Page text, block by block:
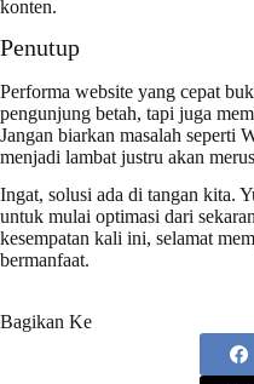
konten.
Penutup
Performa website yang cepat
pengunjung betah, tapi juga
Jangan biarkan masalah seperti
menjadi lambat justru akan
Ingat, solusi ada di tangan kita.
untuk mulai optimasi dari
kesempatan kali ini, selamat
bermanfaat.
Bagikan Ke